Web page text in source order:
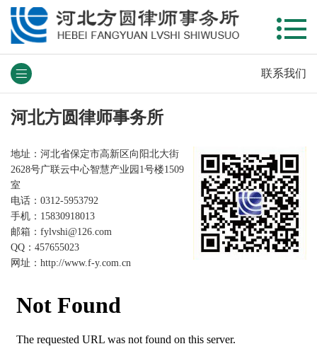
联系我们
河北方圆律师事务所
地址：河北省保定市高新区向阳北大街
2628号广联云中心智慧产业园1号楼1509
室
电话：0312-5953792
手机：15830918013
邮箱：fylvshi@126.com
QQ：457655023
网址： http://www.f-y.com.cn